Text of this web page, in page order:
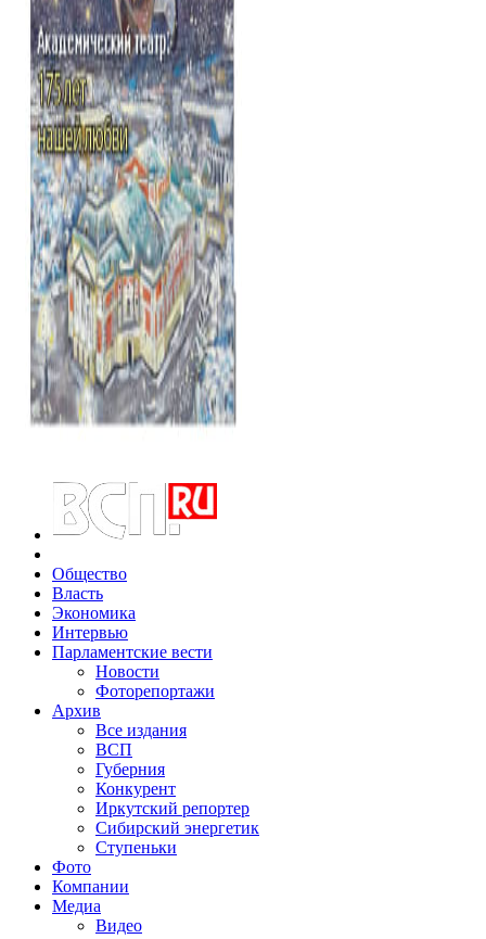
Общество
Власть
Экономика
Интервью
Парламентские вести
Новости
Фоторепортажи
Архив
Все издания
ВСП
Губерния
Конкурент
Иркутский репортер
Сибирский энергетик
Ступеньки
Фото
Компании
Медиа
Видео